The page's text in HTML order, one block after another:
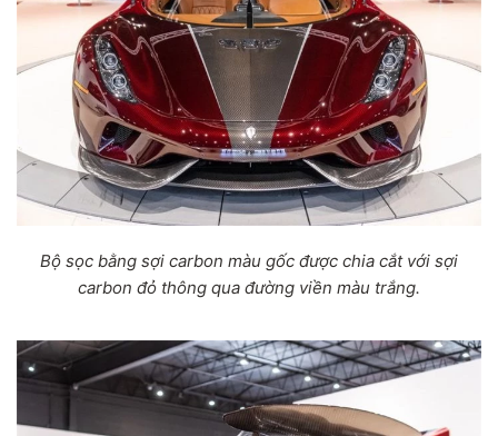
Bộ sọc bằng sợi carbon màu gốc được chia cắt với sợi
carbon đỏ thông qua đường viền màu trắng.